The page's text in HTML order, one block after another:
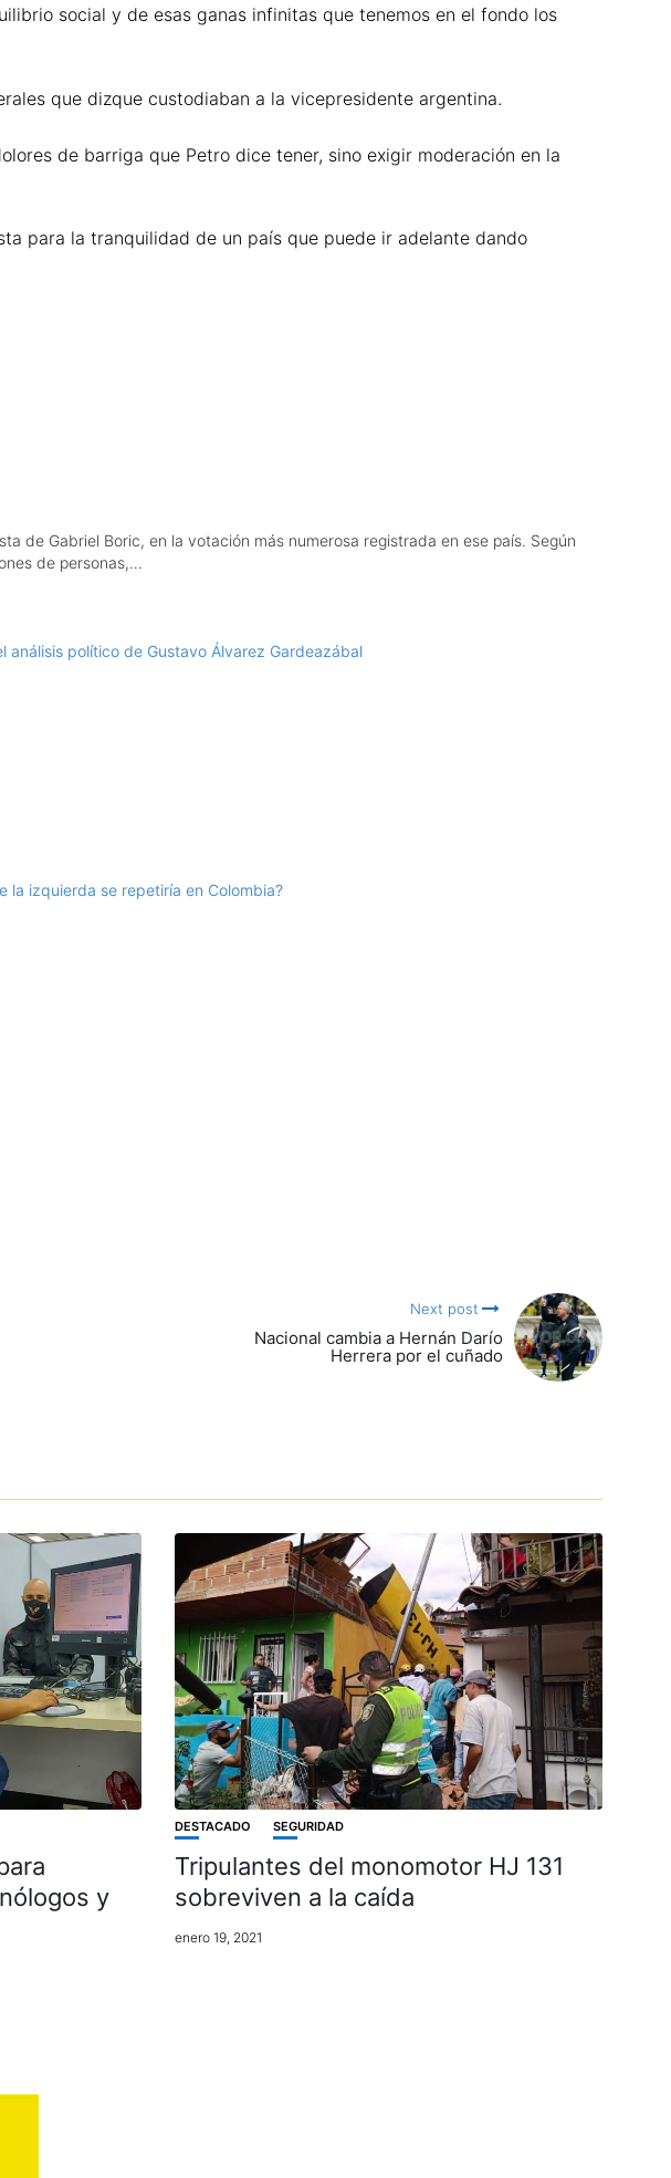
social y de esas ganas infinitas que tenemos en el fondo los
que dizque custodiaban a la vicepresidente argentina.
de barriga que Petro dice tener, sino exigir moderación en la
para la tranquilidad de un país que puede ir adelante dando
de Gabriel Boric, en la votación más numerosa registrada en ese país. Según
de personas,…
político de Gustavo Álvarez Gardeazábal
la izquierda se repetiría en Colombia?
Next post
Nacional cambia a Hernán Darío
Herrera por el cuñado
y
DESTACADO SEGURIDAD
Tripulantes del monomotor HJ 131
sobreviven a la caída
enero 19, 2021